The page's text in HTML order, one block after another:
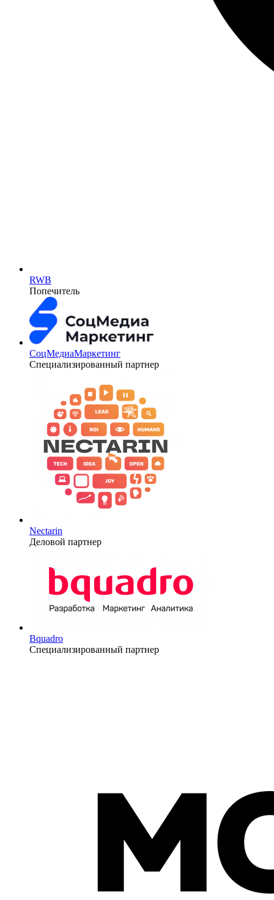
RWB
Попечитель
СоцМедиаМаркетинг
Специализированный партнер
Nectarin
Деловой партнер
Bquadro
Специализированный партнер